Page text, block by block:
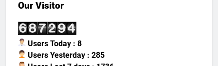
Our Visitor
Users Today : 8
Users Yesterday : 285